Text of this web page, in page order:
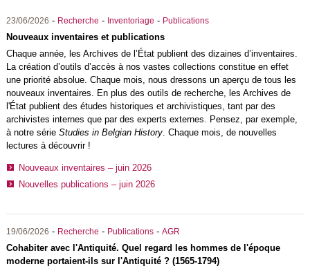
23/06/2026 - Recherche - Inventoriage - Publications
Nouveaux inventaires et publications
Chaque année, les Archives de l’État publient des dizaines d’inventaires.
La création d’outils d’accès à nos vastes collections constitue en effet
une priorité absolue. Chaque mois, nous dressons un aperçu de tous les
nouveaux inventaires. En plus des outils de recherche, les Archives de
l'État publient des études historiques et archivistiques, tant par des
archivistes internes que par des experts externes. Pensez, par exemple,
à notre série Studies in Belgian History. Chaque mois, de nouvelles
lectures à découvrir !
Nouveaux inventaires – juin 2026
Nouvelles publications – juin 2026
19/06/2026 - Recherche - Publications- AGR
Cohabiter avec l'Antiquité. Quel regard les hommes de l'époque
moderne portaient-ils sur l'Antiquité ? (1565-1794)